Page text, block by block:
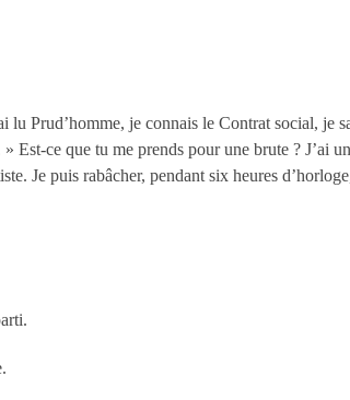
Prud’homme, je connais le Contrat social, je
ce que tu me prends pour une brute ? J’ai
Je puis rabâcher, pendant six heures